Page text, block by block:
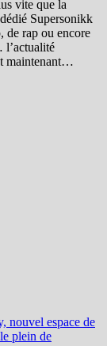
vite que la
Supersonikk
de rap ou encore
l’actualité
maintenant…
nouvel espace de
plein de